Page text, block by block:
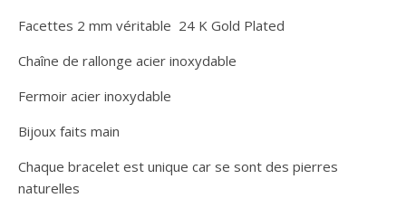
Facettes 2 mm véritable 24 K Gold Plated
Chaîne de rallonge acier inoxydable
Fermoir acier inoxydable
Bijoux faits main
Chaque bracelet est unique car se sont des pierres
naturelles